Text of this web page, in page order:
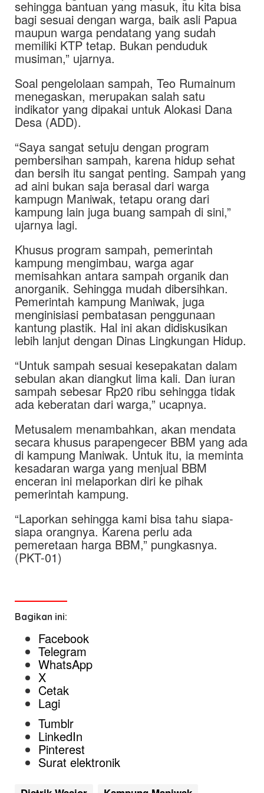
sehingga bantuan yang masuk, itu kita bisa
bagi sesuai dengan warga, baik asli Papua
maupun warga pendatang yang sudah
memiliki KTP tetap. Bukan penduduk
musiman,” ujarnya.
Soal pengelolaan sampah, Teo Rumainum
menegaskan, merupakan salah satu
indikator yang dipakai untuk Alokasi Dana
Desa (ADD).
“Saya sangat setuju dengan program
pembersihan sampah, karena hidup sehat
dan bersih itu sangat penting. Sampah yang
ad aini bukan saja berasal dari warga
kampugn Maniwak, tetapu orang dari
kampung lain juga buang sampah di sini,”
ujarnya lagi.
Khusus program sampah, pemerintah
kampung mengimbau, warga agar
memisahkan antara sampah organik dan
anorganik. Sehingga mudah dibersihkan.
Pemerintah kampung Maniwak, juga
menginisiasi pembatasan penggunaan
kantung plastik. Hal ini akan didiskusikan
lebih lanjut dengan Dinas Lingkungan Hidup.
“Untuk sampah sesuai kesepakatan dalam
sebulan akan diangkut lima kali. Dan iuran
sampah sebesar Rp20 ribu sehingga tidak
ada keberatan dari warga,” ucapnya.
Metusalem menambahkan, akan mendata
secara khusus parapengecer BBM yang ada
di kampung Maniwak. Untuk itu, ia meminta
kesadaran warga yang menjual BBM
enceran ini melaporkan diri ke pihak
pemerintah kampung.
“Laporkan sehingga kami bisa tahu siapa-
siapa orangnya. Karena perlu ada
pemeretaan harga BBM,” pungkasnya.
(PKT-01)
Bagikan ini:
Facebook
Telegram
WhatsApp
X
Cetak
Lagi
Tumblr
LinkedIn
Pinterest
Surat elektronik